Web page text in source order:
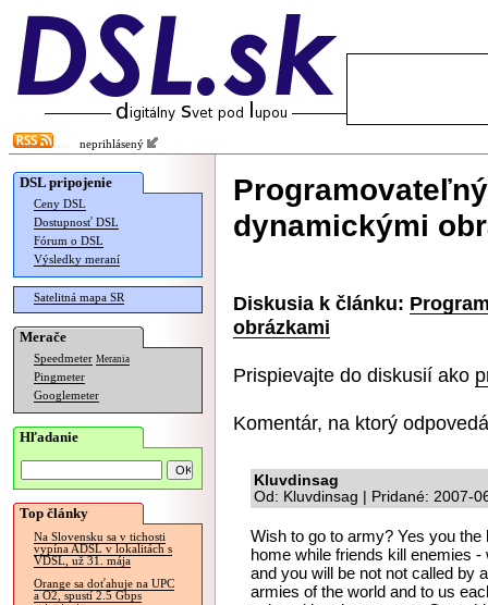
neprihlásený
DSL pripojenie
Ceny DSL
Dostupnosť DSL
Fórum o DSL
Výsledky meraní
Satelitná mapa SR
Merače
Speedmeter Merania
Pingmeter
Googlemeter
Hľadanie
Top články
Na Slovensku sa v tichosti
vypína ADSL v lokalitách s
VDSL, už 31. mája
Orange sa doťahuje na UPC
a O2, spustí 2.5 Gbps
dynamickými
Diskusia k článku:
obrázkami
Prispievajte do diskusií ako
Komentár, na ktorý
Kluvdinsag
Od: Kluvdinsag | Pridané: 2007-
Wish to go to army? Yes you
home while friends kill enemies
and you will be not not called by
armies of the world and to us